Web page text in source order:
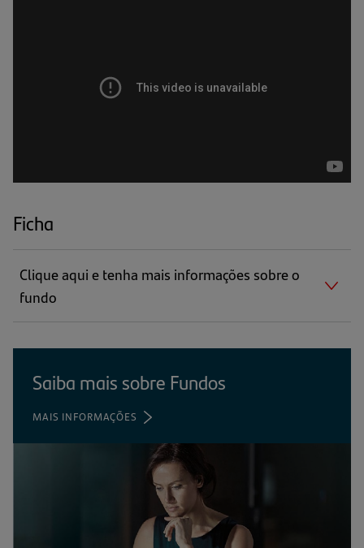
Ficha
Clique aqui e tenha mais informações sobre o
fundo
Saiba mais sobre Fundos
MAIS INFORMAÇÕES (ABRE
UMA
NOVA
ABA)